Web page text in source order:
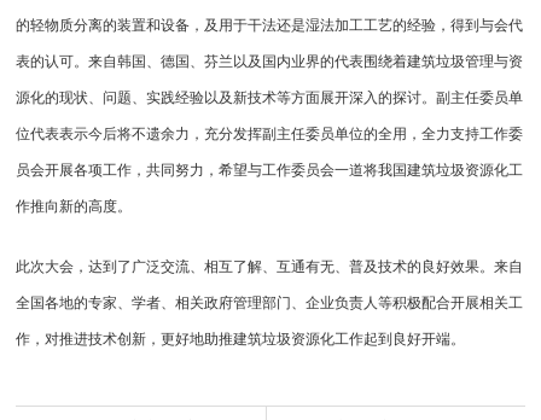
的轻物质分离的装置和设备，及用于干法还是湿法加工工艺的经验，得到与会代
表的认可。来自韩国、德国、芬兰以及国内业界的代表围绕着建筑垃圾管理与资
源化的现状、问题、实践经验以及新技术等方面展开深入的探讨。副主任委员单
位代表表示今后将不遗余力，充分发挥副主任委员单位的全用，全力支持工作委
员会开展各项工作，共同努力，希望与工作委员会一道将我国建筑垃圾资源化工
作推向新的高度。
此次大会，达到了广泛交流、相互了解、互通有无、普及技术的良好效果。来自
全国各地的专家、学者、相关政府管理部门、企业负责人等积极配合开展相关工
作，对推进技术创新，更好地助推建筑垃圾资源化工作起到良好开端。